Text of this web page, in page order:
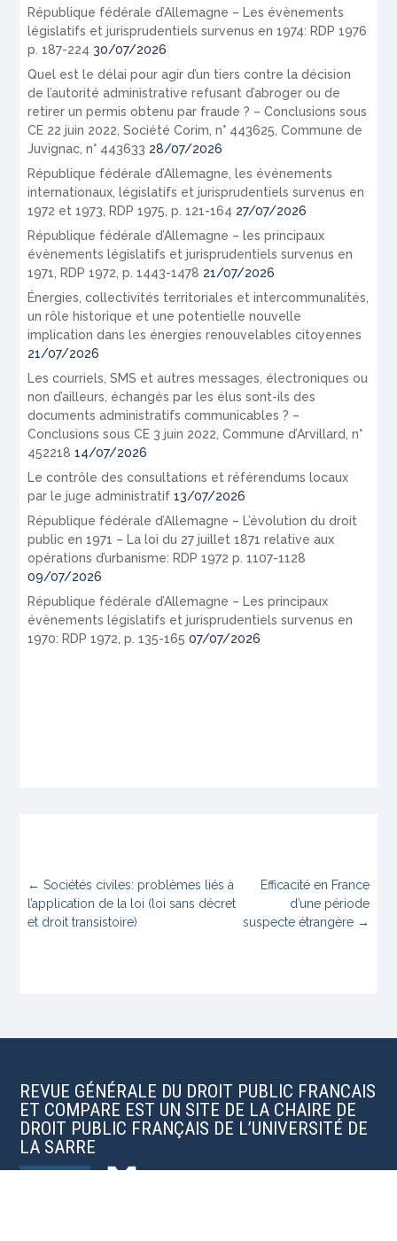
République fédérale d’Allemagne – Les évènements
législatifs et jurisprudentiels survenus en 1974: RDP 1976
p. 187-224 30/07/2026
Quel est le délai pour agir d’un tiers contre la décision
de l’autorité administrative refusant d’abroger ou de
retirer un permis obtenu par fraude ? – Conclusions sous
CE 22 juin 2022, Société Corim, n° 443625, Commune de
Juvignac, n° 443633 28/07/2026
République fédérale d’Allemagne, les événements
internationaux, législatifs et jurisprudentiels survenus en
1972 et 1973, RDP 1975, p. 121-164 27/07/2026
République fédérale d’Allemagne – les principaux
évènements législatifs et jurisprudentiels survenus en
1971, RDP 1972, p. 1443-1478 21/07/2026
Énergies, collectivités territoriales et intercommunalités,
un rôle historique et une potentielle nouvelle
implication dans les énergies renouvelables citoyennes
21/07/2026
Les courriels, SMS et autres messages, électroniques ou
non d’ailleurs, échangés par les élus sont-ils des
documents administratifs communicables ? –
Conclusions sous CE 3 juin 2022, Commune d’Arvillard, n°
452218 14/07/2026
Le contrôle des consultations et référendums locaux
par le juge administratif 13/07/2026
République fédérale d’Allemagne – L’évolution du droit
public en 1971 – La loi du 27 juillet 1871 relative aux
opérations d’urbanisme: RDP 1972 p. 1107-1128
09/07/2026
République fédérale d’Allemagne – Les principaux
évènements législatifs et jurisprudentiels survenus en
1970: RDP 1972, p. 135-165 07/07/2026
←Sociétés civiles: problèmes liés à
l’application de la loi (loi sans décret
et droit transistoire)
Efficacité en France
d’une période
suspecte étrangère→
REVUE GÉNÉRALE DU DROIT PUBLIC FRANCAIS
ET COMPARE EST UN SITE DE LA CHAIRE DE
DROIT PUBLIC FRANÇAIS DE L’UNIVERSITÉ DE
LA SARRE